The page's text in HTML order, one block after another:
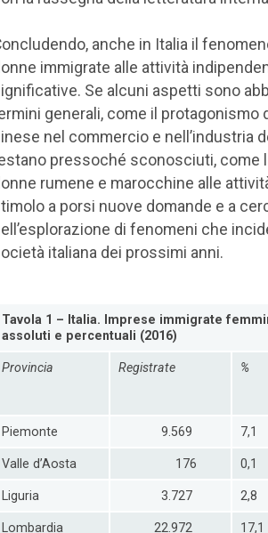
anche in Italia il
immigrate alle attività
Se alcuni aspetti sono
generali, come il protagonismo
nel commercio e nell’industria
pressoché sconosciuti, come
rumene e marocchine alle
a porsi nuove domande e a
di fenomeni che
italiana dei prossimi anni.
Tavola 1 – Italia. Imprese immigrate
assoluti e percentuali (2016)
Provincia Registrate %
Piemonte 9.569 7,1
Valle d’Aosta 176 0,1
Liguria 3.727 2,8
Lombardia 22.972 17,1